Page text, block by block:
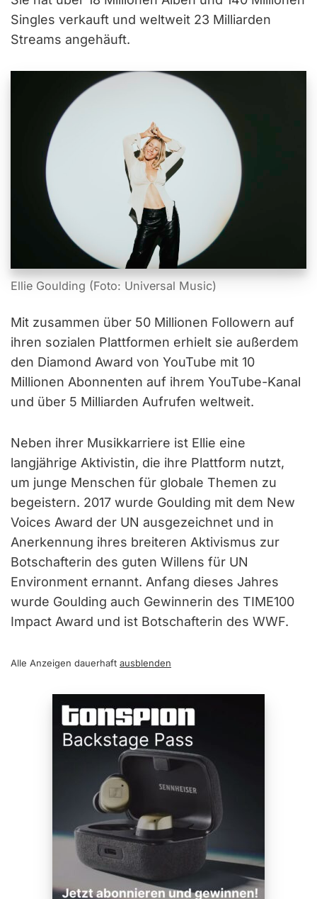
Singles verkauft und weltweit 23 Milliarden
Streams angehäuft.
Ellie Goulding (Foto: Universal Music)
Mit zusammen über 50 Millionen Followern auf
ihren sozialen Plattformen erhielt sie außerdem
den Diamond Award von YouTube mit 10
Millionen Abonnenten auf ihrem YouTube-Kanal
und über 5 Milliarden Aufrufen weltweit.
Neben ihrer Musikkarriere ist Ellie eine
langjährige Aktivistin, die ihre Plattform nutzt,
um junge Menschen für globale Themen zu
begeistern. 2017 wurde Goulding mit dem New
Voices Award der UN ausgezeichnet und in
Anerkennung ihres breiteren Aktivismus zur
Botschafterin des guten Willens für UN
Environment ernannt. Anfang dieses Jahres
wurde Goulding auch Gewinnerin des TIME100
Impact Award und ist Botschafterin des WWF.
Alle Anzeigen dauerhaft ausblenden